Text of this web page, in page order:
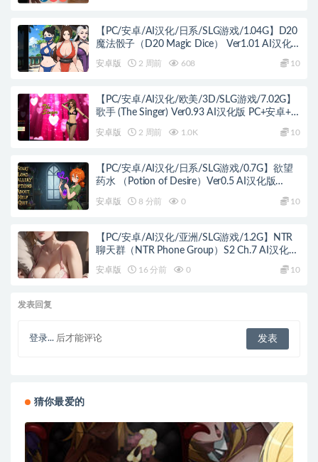
【PC/安卓/AI汉化/日系/SLG游戏/1.04G】D20
魔法骰子（D20 Magic Dice） Ver1.01 AI汉化
安卓版 2 周前 608 10
【PC/安卓/AI汉化/欧美/3D/SLG游戏/7.02G】
歌手 (The Singer) Ver0.93 AI汉化版 PC+安卓+欧
安卓版 2 周前 1.0K 10
【PC/安卓/AI汉化/日系/SLG游戏/0.7G】欲望
药水 （Potion of Desire）Ver0.5 AI汉化版
安卓版 8 分前 0 10
【PC/安卓/AI汉化/亚洲/SLG游戏/1.2G】NTR
聊天群（NTR Phone Group）S2 Ch.7 AI汉化版
安卓版 16 分前 0 10
发表回复
登录... 后才能评论
猜你最爱的